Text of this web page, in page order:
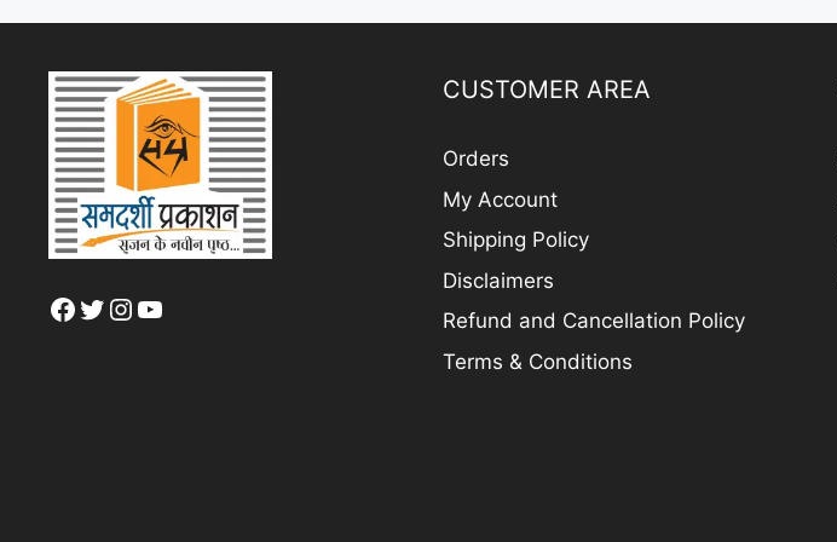
Facebook
Twitter
Instagram
YouTube
CUSTOMER AREA
Orders
My Account
Shipping Policy
Disclaimers
Refund and Cancellation Policy
Terms & Conditions